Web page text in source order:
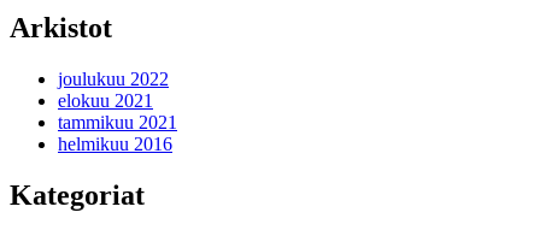
Arkistot
joulukuu 2022
elokuu 2021
tammikuu 2021
helmikuu 2016
Kategoriat